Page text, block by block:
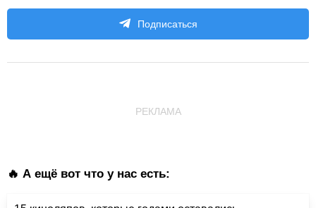
Подписаться
РЕКЛАМА
🔥 А ещё вот что у нас есть: